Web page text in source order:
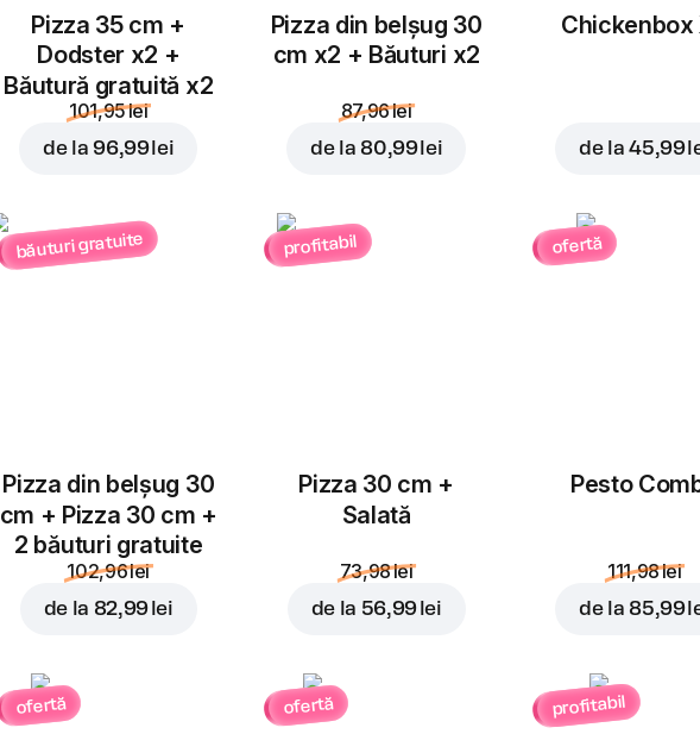
Înlocuiește
condensat
În coș
Pizza 35 cm +
Dodster x2 +
Băutură gratuită x2
101,95 lei
de la 96,99 lei
Pizza din belșug 30
cm x2 + Băuturi x2
87,96 lei
de la 80,99 lei
Chickenbox
de la45,99
băuturi gratuite
Pizza din belșug 30
cm + Pizza 30 cm +
2 băuturi gratuite
102,96 lei
de la 82,99 lei
profitabil
Pizza 30 cm +
Salată
73,98 lei
de la 56,99 lei
ofertă
Pesto
111,98 lei
de la 85,99
ofertă ofertă profitabil